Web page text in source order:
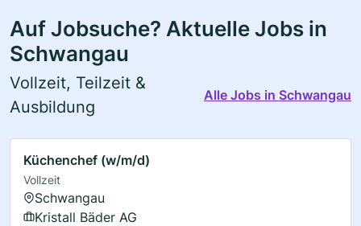
Auf Jobsuche? Aktuelle Jobs in
Schwangau
Vollzeit, Teilzeit &
Ausbildung
Alle Jobs in Schwangau
Küchenchef (w/m/d)
Vollzeit
Schwangau
Kristall Bäder AG